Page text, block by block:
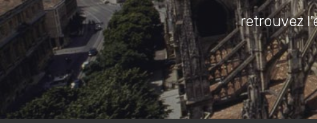
retrouvez